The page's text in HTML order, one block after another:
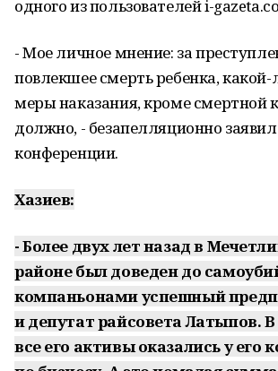
одного из пользователейi-gazeta.
- Мое личное мнение: за
повлекшее смерть ребенка,
меры наказания, кроме смертной
должно, - безапелляционно
конференции.
Хазиев:
- Более двух лет назад в
районе был доведен до
компаньонами успешный
и депутат райсовета Латыпов. В
все его активы оказались у его